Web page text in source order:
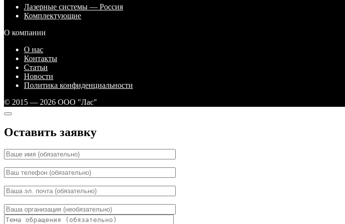
Лазерные системы — Россия
Комплектующие
О компании
О нас
Контакты
Статьи
Новости
Политика конфиденциальности
© 2015 — 2026 ООО "Лас"
Оставить заявку